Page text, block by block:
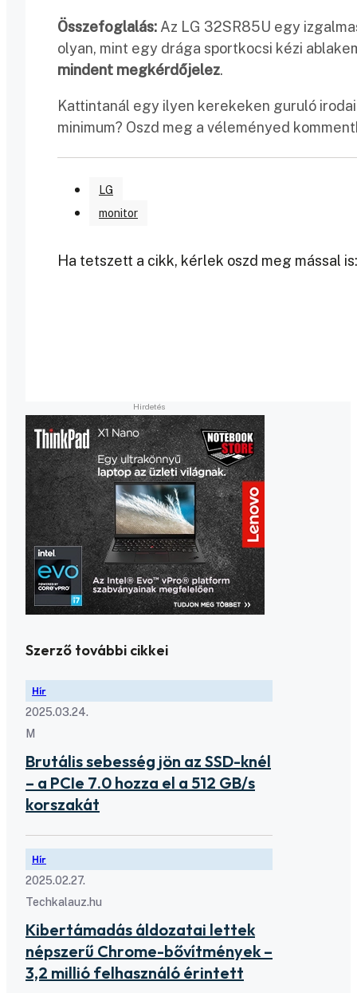
Összefoglalás: Az LG 32SR85U egy
olyan, mint egy drága sportkocsi kézi
mindent megkérdőjelez.
Kattintanál egy ilyen kerekeken guruló
minimum? Oszd meg a véleményed
LG
monitor
Ha tetszett a cikk, kérlek oszd meg mással is:
Szerző további cikkei
Hír
2025.03.24.
M
Brutális sebesség jön az SSD-knél
– a PCIe 7.0 hozza el a 512 GB/s
korszakát
Hír
2025.02.27.
Techkalauz.hu
Kibertámadás áldozatai lettek
népszerű Chrome-bővítmények –
3,2 millió felhasználó érintett